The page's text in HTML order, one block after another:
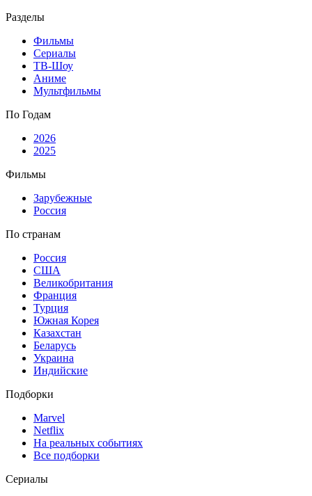
Разделы
Фильмы
Сериалы
ТВ-Шоу
Аниме
Мультфильмы
По Годам
2026
2025
Фильмы
Зарубежные
Россия
По странам
Россия
США
Великобритания
Франция
Турция
Южная Корея
Казахстан
Беларусь
Украина
Индийские
Подборки
Marvel
Netflix
На реальных событиях
Все подборки
Сериалы